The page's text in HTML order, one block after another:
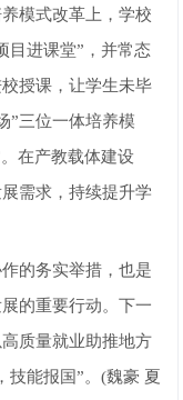
模式改革上，学校
目进课堂”，并常态
授课，让学生未毕
”三位一体培养模
在产教载体建设
需求，持续提升学
的务实举措，也是
的重要行动。下一
质量就业助推地方
技能报国”。(魏豪 夏